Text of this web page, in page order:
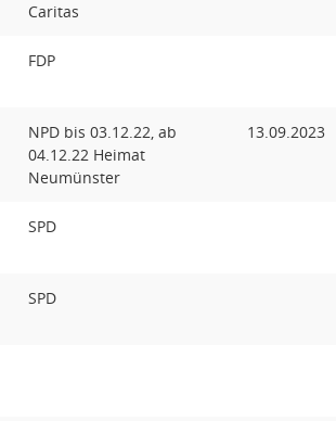
Caritas
FDP
NPD bis 03.12.22, ab
04.12.22 Heimat
Neumünster
13.09.2023
SPD
SPD